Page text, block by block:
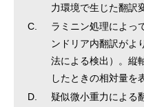
力環境で生じた翻訳
C.
ラミニン処理によっ
ンドリア内翻訳がよ
法による検出）。縦
したときの相対量を
D.
疑似微小重力による